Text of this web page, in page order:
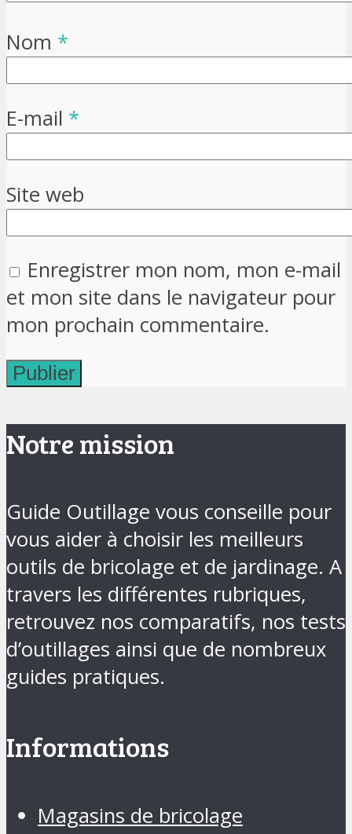
Nom *
E-mail *
Site web
Enregistrer mon nom, mon e-mail
et mon site dans le navigateur pour
mon prochain commentaire.
Notre mission
Guide Outillage vous conseille pour
vous aider à choisir les meilleurs
outils de bricolage et de jardinage. A
travers les différentes rubriques,
retrouvez nos comparatifs, nos tests
d’outillages ainsi que de nombreux
guides pratiques.
Informations
Magasins de bricolage